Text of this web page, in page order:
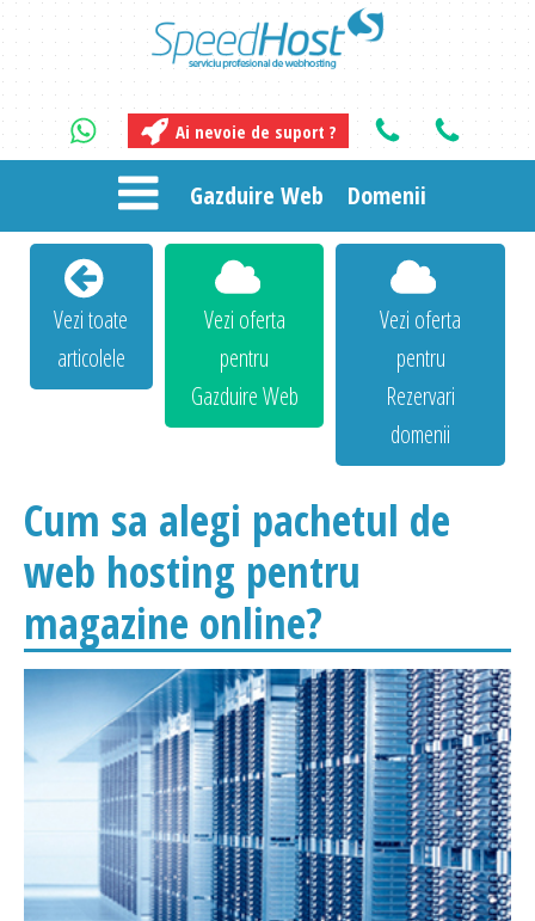
Ai nevoie de suport ?
Gazduire Web Domenii
Vezi toate
articolele
Vezi oferta
pentru
Gazduire Web
Vezi oferta
pentru
Rezervari
domenii
Cum sa alegi pachetul de
web hosting pentru
magazine online?